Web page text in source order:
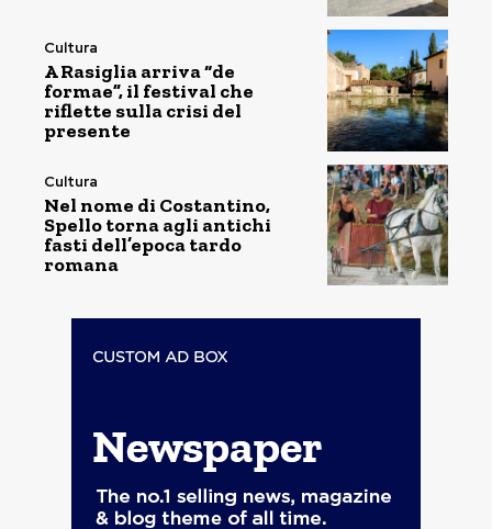
Cultura
A Rasiglia arriva “de
formae”, il festival che
riflette sulla crisi del
presente
Cultura
Nel nome di Costantino,
Spello torna agli antichi
fasti dell’epoca tardo
romana